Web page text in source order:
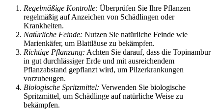
Regelmäßige Kontrolle: Überprüfen Sie Ihre Pflanzen
regelmäßig auf Anzeichen von Schädlingen oder
Krankheiten.
Natürliche Feinde: Nutzen Sie natürliche Feinde wie
Marienkäfer, um Blattläuse zu bekämpfen.
Richtige Pflanzung: Achten Sie darauf, dass die Topinambur
in gut durchlässiger Erde und mit ausreichendem
Pflanzabstand gepflanzt wird, um Pilzerkrankungen
vorzubeugen.
Biologische Spritzmittel: Verwenden Sie biologische
Spritzmittel, um Schädlinge auf natürliche Weise zu
bekämpfen.